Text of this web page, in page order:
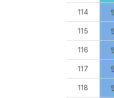
114
115
116
117
118